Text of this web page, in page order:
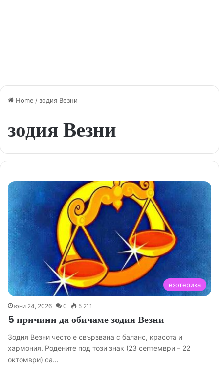
Home /зодия Везни
зодия Везни
езотерика
юни 24, 2026 0 5 211
5 причини да обичаме зодия Везни
Зодия Везни често е свързвана с баланс, красота и
хармония. Родените под този знак (23 септември – 22
октомври) са…